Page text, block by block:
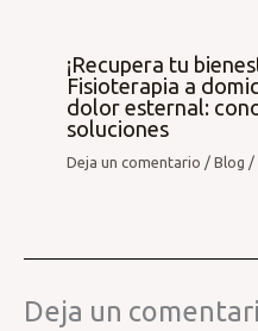
¡Recupera tu
Fisioterapia a
dolor esternal:
soluciones
Deja un comentario /Blog /
Deja un